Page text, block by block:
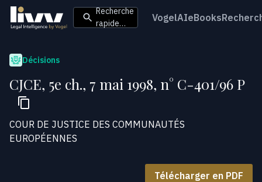
Recherche
rapide…
VogelAIeBooks
Décisions
CJCE, 5e ch., 7 mai 1998, n° C-401/96 P
COUR DE JUSTICE DES COMMUNAUTÉS
EUROPÉENNES
Télécharger en PDF